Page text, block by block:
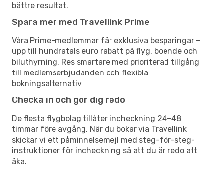
bättre resultat.
Spara mer med Travellink Prime
Våra Prime-medlemmar får exklusiva besparingar –
upp till hundratals euro rabatt på flyg, boende och
biluthyrning. Res smartare med prioriterad tillgång
till medlemserbjudanden och flexibla
bokningsalternativ.
Checka in och gör dig redo
De flesta flygbolag tillåter incheckning 24–48
timmar före avgång. När du bokar via Travellink
skickar vi ett påminnelsemejl med steg-för-steg-
instruktioner för incheckning så att du är redo att
åka.